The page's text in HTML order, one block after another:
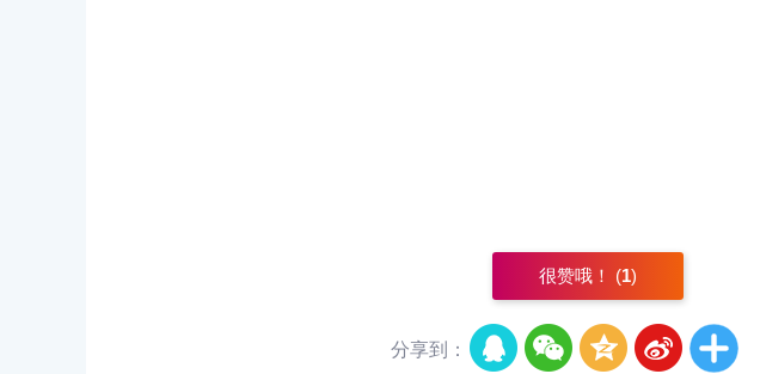
很赞哦！ (1)
分享到：